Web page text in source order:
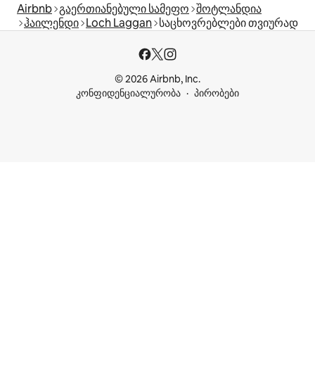
Airbnb გაერთიანებული სამეფო შოტლანდია
ჰაილენდი Loch Laggan საცხოვრებლები თვიურად
© 2026 Airbnb, Inc.
კონფიდენციალურობა
პირობები